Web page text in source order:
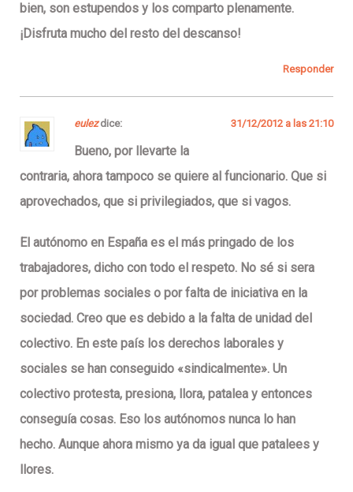
bien, son estupendos y los comparto plenamente.
¡Disfruta mucho del resto del descanso!
Responder
eulez dice: 31/12/2012 a las 21:10
Bueno, por llevarte la
contraria, ahora tampoco se quiere al funcionario. Que si
aprovechados, que si privilegiados, que si vagos.
El autónomo en España es el más pringado de los
trabajadores, dicho con todo el respeto. No sé si sera
por problemas sociales o por falta de iniciativa en la
sociedad. Creo que es debido a la falta de unidad del
colectivo. En este país los derechos laborales y
sociales se han conseguido «sindicalmente». Un
colectivo protesta, presiona, llora, patalea y entonces
conseguía cosas. Eso los autónomos nunca lo han
hecho. Aunque ahora mismo ya da igual que patalees y
llores.